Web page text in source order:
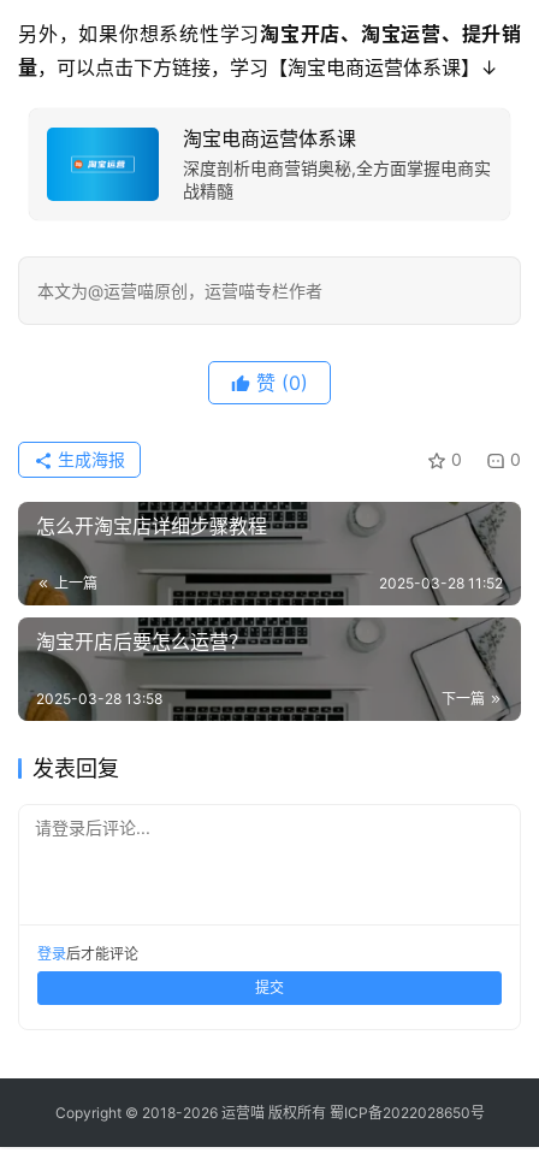
另外，如果你想系统性学习淘宝开店、淘宝运营、提升销
量，可以点击下方链接，学习【淘宝电商运营体系课】↓
淘宝电商运营体系课
深度剖析电商营销奥秘,全方面掌握电商实
战精髓
本文为@运营喵原创，运营喵专栏作者
赞 (0)
0 0
生成海报
怎么开淘宝店详细步骤教程
上一篇 2025-03-28 11:52
淘宝开店后要怎么运营？
下一篇
2025-03-28 13:58
发表回复
请登录后评论...
登录后才能评论
提交
Copyright © 2018-2026 运营喵 版权所有 蜀ICP备2022028650号